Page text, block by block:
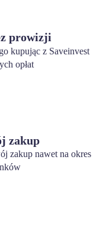
prowizji
kupując z Saveinvest
opłat
zakup
zakup nawet na okres